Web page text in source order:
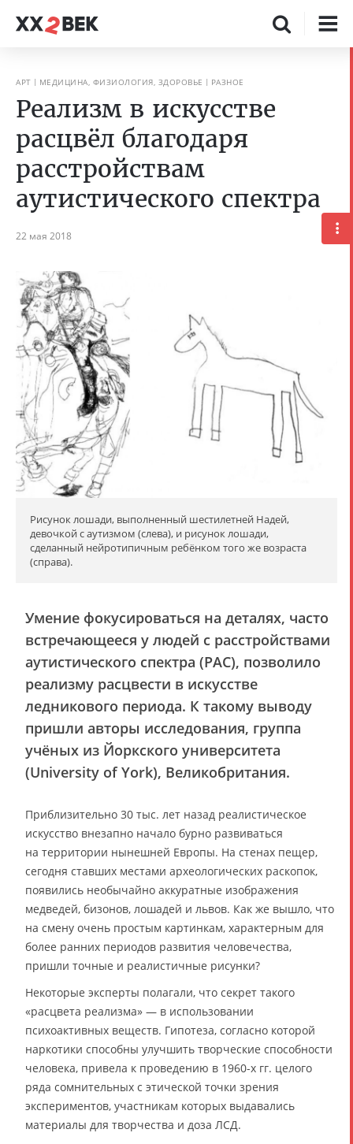
АРТ МЕДИЦИНА, ФИЗИОЛОГИЯ, ЗДОРОВЬЕ РАЗНОЕ
Реализм в искусстве
расцвёл благодаря
расстройствам
аутистического спектра
22 мая 2018
Рисунок лошади, выполненный шестилетней Надей,
девочкой с аутизмом (слева), и рисунок лошади,
сделанный нейротипичным ребёнком того же возраста
(справа).
Умение фокусироваться на деталях, часто
встречающееся у людей с расстройствами
аутистического спектра (РАС), позволило
реализму расцвести в искусстве
ледникового периода. К такому выводу
пришли авторы исследования, группа
учёных из Йоркского университета
(University of York), Великобритания.
Приблизительно 30 тыс. лет назад реалистическое
искусство внезапно начало бурно развиваться
на территории нынешней Европы. На стенах пещер,
сегодня ставших местами археологических раскопок,
появились необычайно аккуратные изображения
медведей, бизонов, лошадей и львов. Как же вышло, что
на смену очень простым картинкам, характерным для
более ранних периодов развития человечества,
пришли точные и реалистичные рисунки?
Некоторые эксперты полагали, что секрет такого
«расцвета реализма» — в использовании
психоактивных веществ. Гипотеза, согласно которой
наркотики способны улучшить творческие способности
человека, привела к проведению в 1960-х гг. целого
ряда сомнительных с этической точки зрения
экспериментов, участникам которых выдавались
материалы для творчества и доза ЛСД.